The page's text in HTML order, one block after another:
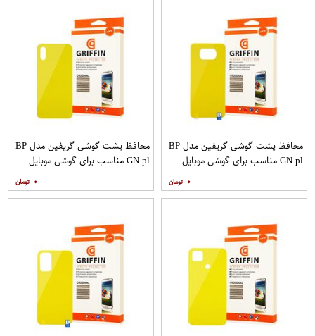
محافظ پشت گوشی گریفین مدل BP
GN pl مناسب برای گوشی موبایل
۰
محافظ پشت گوشی گریفین مدل BP
GN pl مناسب برای گوشی موبایل
۰